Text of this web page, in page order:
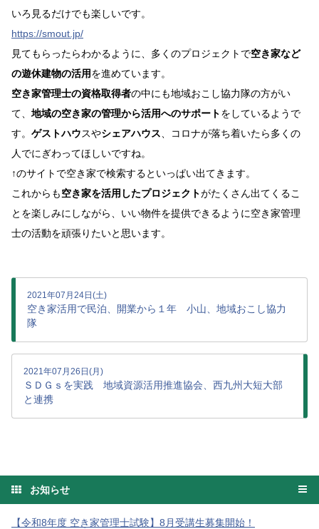
いろ見るだけでも楽しいです。
https://smout.jp/
見てもらったらわかるように、多くのプロジェクトで空き家など
の遊休建物の活用を進めています。
空き家管理士の資格取得者の中にも地域おこし協力隊の方がい
て、 地域の空き家の管理から活用へのサポートをしているようで
す。 ゲストハウスやシェアハウス 、コロナが落ち着いたら多くの
人でにぎわってほしいですね。
↑のサイトで空き家で検索するといっぱい出てきます。
これからも空き家を活用したプロジェクトがたくさん出てくるこ
とを楽しみにしながら、いい物件を提供できるように空き家管理
士の活動を頑張りたいと思います。
2021年07月24日(土)
空き家活用で民泊、開業から１年 小山、地域おこし協力
隊
2021年07月26日(月)
ＳＤＧｓを実践 地域資源活用推進協会、西九州大短大部
と連携
お知らせ
【令和8年度 空き家管理士試験】8月受講生募集開始！